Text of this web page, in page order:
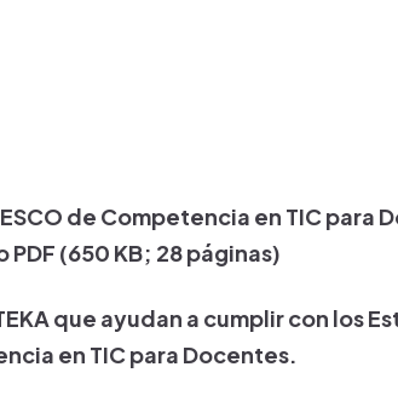
de Competencia en TIC para
PDF (650 KB; 28 páginas)
que ayudan a cumplir con los
en TIC para Docentes.